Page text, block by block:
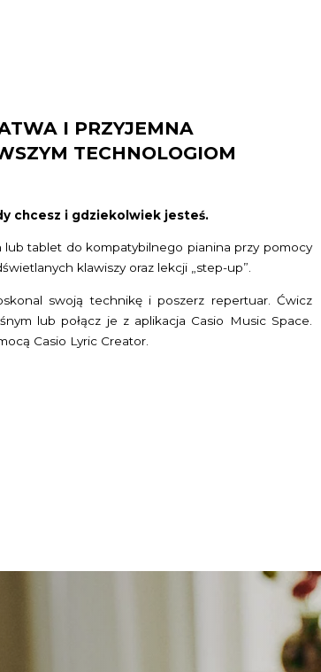
I PRZYJEMNA
TECHNOLOGIOM
chcesz i gdziekolwiek jesteś.
lub tablet do kompatybilnego pianina przy pomocy
klawiszy oraz lekcji „step-up”.
swoją technikę i poszerz repertuar. Ćwicz
lub połącz je z aplikacja Casio Music Space.
Casio Lyric Creator.